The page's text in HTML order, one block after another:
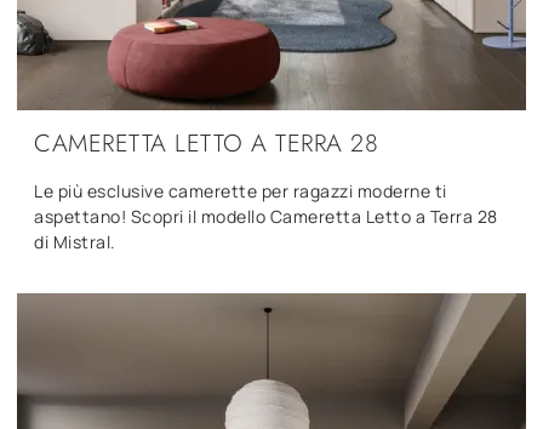
CAMERETTA LETTO A TERRA 28
Le più esclusive camerette per ragazzi moderne ti
aspettano! Scopri il modello Cameretta Letto a Terra 28
di Mistral.